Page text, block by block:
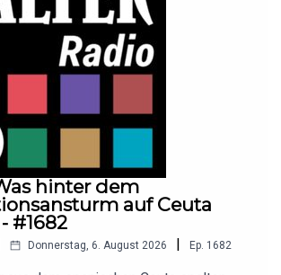
hinter dem
auf Ceuta
#1682
Donnerstag, 6. August 2026 Ep. 1682